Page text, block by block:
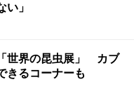
い」
世界の昆虫展」 カブ
きるコーナーも